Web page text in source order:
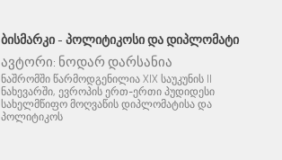
ᲑᲘᲡᲛᲐᲠᲙᲘ - ᲞᲝᲚᲘᲢᲘᲙᲝᲡᲘ ᲓᲐ ᲓᲘᲞᲚᲝᲛᲐᲢᲘ
ავტორი: ნოდარ დარსანია
ნაშრომში წარმოდგენილია XIX საუკუნის II
ნახევარში, ევროპის ერთ-ერთი პუდიდესი
სახელმწიფო მოღვაწის დიპლომატისა და
პოლიტიკოს